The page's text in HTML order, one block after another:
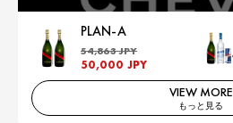
PLAN-A
54,863 JPY
50,000 JPY
VIEW MORE
もっと見る